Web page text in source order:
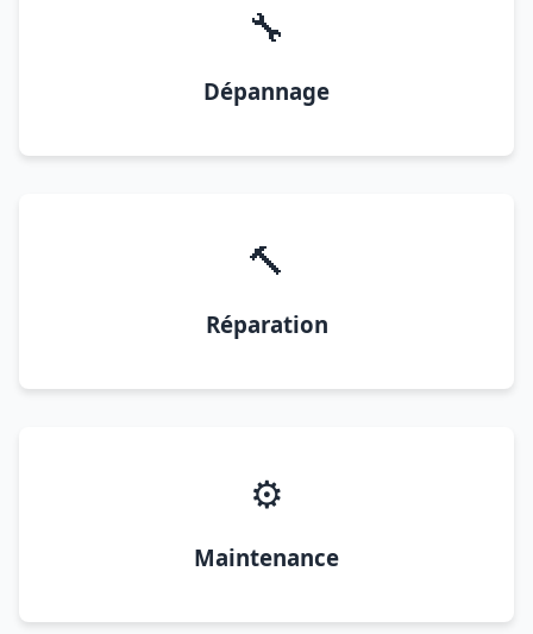
🔧
Dépannage
🔨
Réparation
⚙️
Maintenance